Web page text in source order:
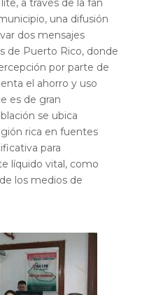
a través de la fan
una difusión
dos mensajes
de Puerto Rico, donde
por parte de
el ahorro y uso
es de gran
se ubica
rica en fuentes
para
líquido vital, como
los medios de